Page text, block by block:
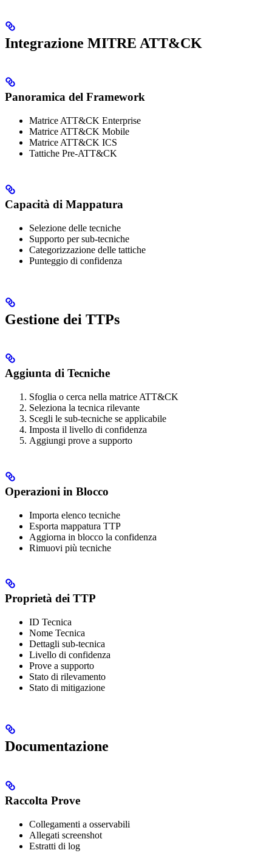
Integrazione MITRE ATT&CK
Panoramica del Framework
Matrice ATT&CK Enterprise
Matrice ATT&CK Mobile
Matrice ATT&CK ICS
Tattiche Pre-ATT&CK
Capacità di Mappatura
Selezione delle tecniche
Supporto per sub-tecniche
Categorizzazione delle tattiche
Punteggio di confidenza
Gestione dei TTPs
Aggiunta di Tecniche
Sfoglia o cerca nella matrice ATT&CK
Seleziona la tecnica rilevante
Scegli le sub-tecniche se applicabile
Imposta il livello di confidenza
Aggiungi prove a supporto
Operazioni in Blocco
Importa elenco tecniche
Esporta mappatura TTP
Aggiorna in blocco la confidenza
Rimuovi più tecniche
Proprietà dei TTP
ID Tecnica
Nome Tecnica
Dettagli sub-tecnica
Livello di confidenza
Prove a supporto
Stato di rilevamento
Stato di mitigazione
Documentazione
Raccolta Prove
Collegamenti a osservabili
Allegati screenshot
Estratti di log